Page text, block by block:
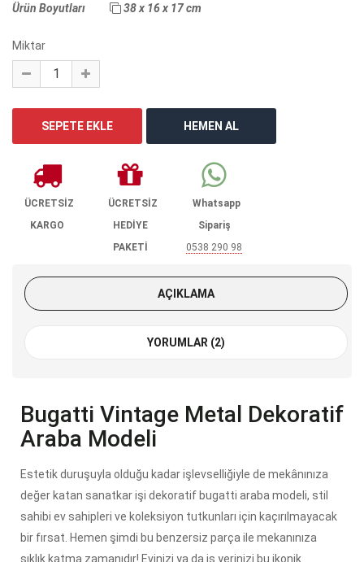
Ürün Boyutları
38 x 16 x 17 cm
Miktar
ÜCRETSİZ
KARGO
ÜCRETSİZ
HEDİYE
PAKETİ
Whatsapp
Sipariş
0538 290 98
AÇIKLAMA
YORUMLAR (2)
Bugatti Vintage Metal Dekoratif
Araba Modeli
Estetik duruşuyla olduğu kadar işlevselliğiyle de mekânınıza
değer katan sanatkar işi dekoratif bugatti araba modeli, stil
sahibi ev sahipleri ve koleksiyon tutkunları için kaçırılmayacak
bir fırsat. Hemen şimdi bu benzersiz parça ile mekanınıza
şıklık katma zamanıdır! Evinizi ya da iş yerinizi bu ikonik